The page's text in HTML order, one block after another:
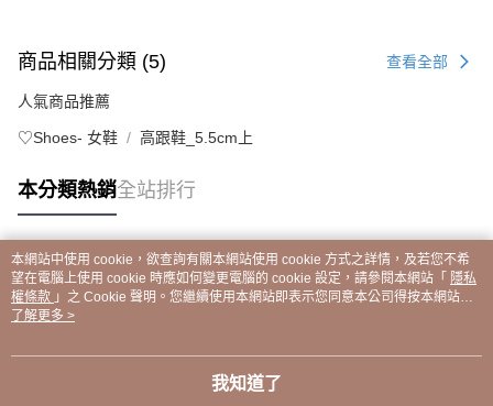
商品相關分類 (5) 查看全部
人氣商品推薦
♡Shoes- 女鞋 高跟鞋_5.5cm上
本分類熱銷全站排行
熱門標籤
本網站中使用 cookie，欲查詢有關本網站使用 cookie 方式之詳情，及若您不希
望在電腦上使用 cookie 時應如何變更電腦的 cookie 設定，請參閱本網站「 隱私
權條款 」之 Cookie 聲明。您繼續使用本網站即表示您同意本公司得按本網站使
用條款之 Cookie 聲明使用 cookie。
了解更多 >
我知道了